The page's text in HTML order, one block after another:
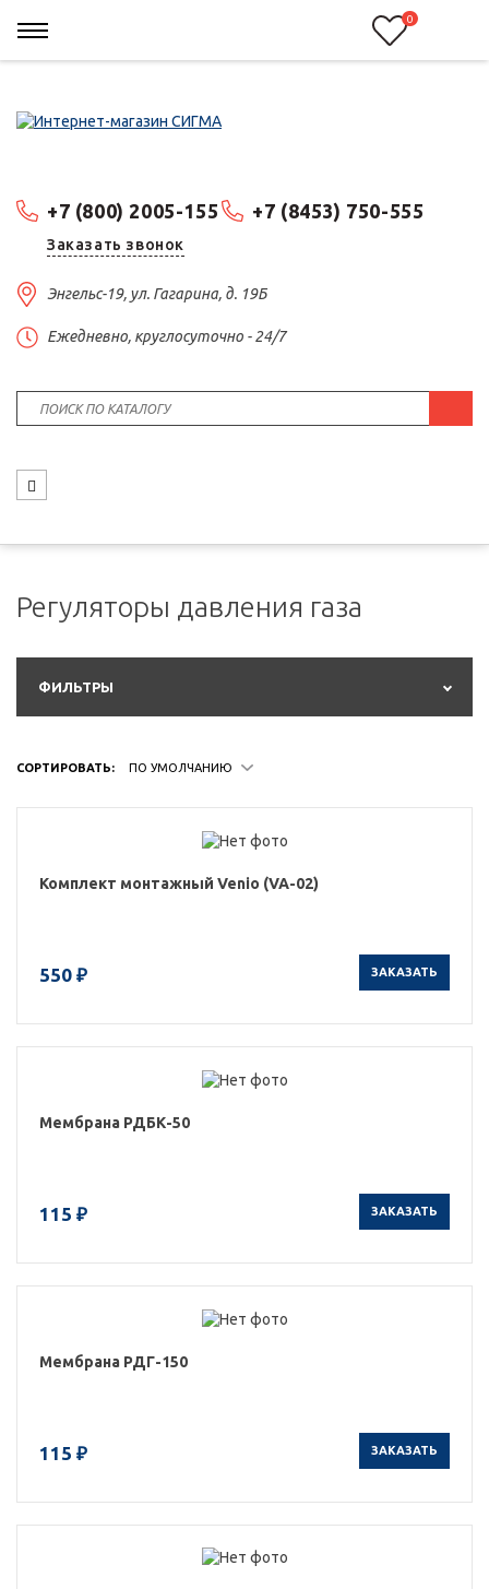
+7 (800) 2005-155 +7 (8453) 750-555
Заказать звонок
Энгельс-19, ул. Гагарина, д. 19Б
Ежедневно, круглосуточно - 24/7
0
Регуляторы давления газа
ФИЛЬТРЫ
СОРТИРОВАТЬ: ПО УМОЛЧАНИЮ
Комплект монтажный Venio (VA-02)
550 ₽ ЗАКАЗАТЬ
Мембрана РДБК-50
115 ₽ ЗАКАЗАТЬ
Мембрана РДГ-150
115 ₽ ЗАКАЗАТЬ